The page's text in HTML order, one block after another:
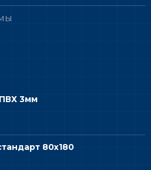
3мм
80х180